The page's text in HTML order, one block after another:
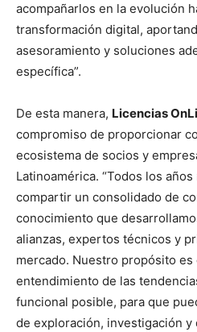
acompañarlos en la evolución
transformación digital,
asesoramiento y soluciones
específica”.
De esta manera, Licencias
compromiso de proporcionar
ecosistema de socios y
Latinoamérica. “Todos los
compartir un consolidado de
conocimiento que
alianzas, expertos técnicos y
mercado. Nuestro propósito
entendimiento de las
funcional posible, para que
de exploración, investigación y